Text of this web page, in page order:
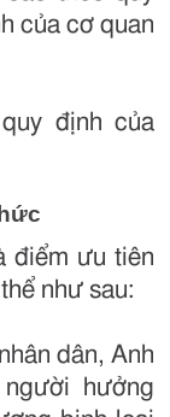
của cơ quan
định của
điểm ưu tiên
như sau:
dân, Anh
hưởng